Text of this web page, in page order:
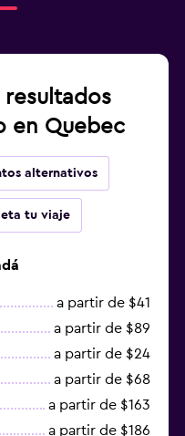
resultados
en Quebec
alternativos
tu viaje
a partir de $41
a partir de $89
a partir de $24
a partir de $68
a partir de $163
a partir de $186